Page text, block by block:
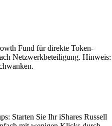
Fund für direkte Token-
Netzwerkbeteiligung. Hinweis:
Starten Sie Ihr iShares Russell